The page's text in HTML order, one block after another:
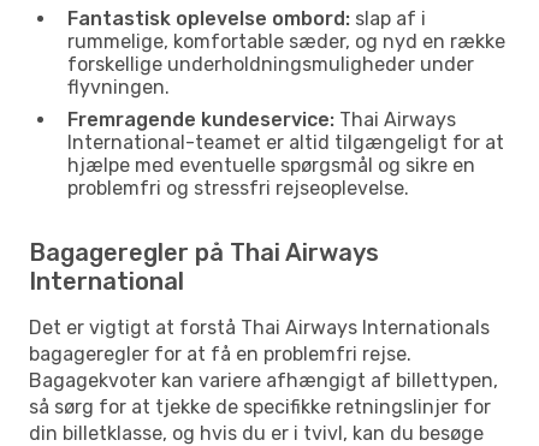
Fantastisk oplevelse ombord: slap af i
rummelige, komfortable sæder, og nyd en række
forskellige underholdningsmuligheder under
flyvningen.
Fremragende kundeservice: Thai Airways
International-teamet er altid tilgængeligt for at
hjælpe med eventuelle spørgsmål og sikre en
problemfri og stressfri rejseoplevelse.
Bagageregler på Thai Airways
International
Det er vigtigt at forstå Thai Airways Internationals
bagageregler for at få en problemfri rejse.
Bagagekvoter kan variere afhængigt af billettypen,
så sørg for at tjekke de specifikke retningslinjer for
din billetklasse, og hvis du er i tvivl, kan du besøge